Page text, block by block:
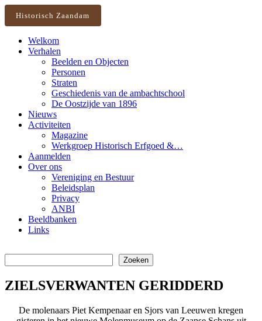
Historisch Zaandam
Welkom
Verhalen
Beelden en Objecten
Personen
Straten
Geschiedenis van de ambachtschool
De Oostzijde van 1896
Nieuws
Activiteiten
Magazine
Werkgroep Historisch Erfgoed &…
Aanmelden
Over ons
Vereniging en Bestuur
Beleidsplan
Privacy
ANBI
Beeldbanken
Links
Zoeken
ZIELSVERWANTEN GERIDDERD
De molenaars Piet Kempenaar en Sjors van Leeuwen kregen